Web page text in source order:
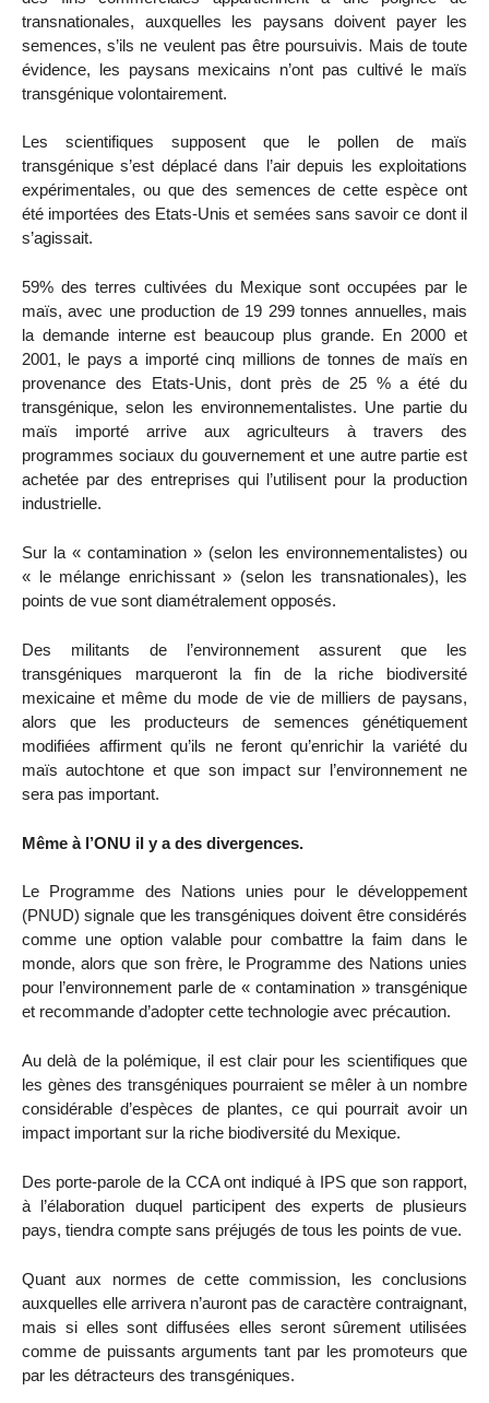
transnationales, auxquelles les paysans doivent payer les
semences, s’ils ne veulent pas être poursuivis. Mais de toute
évidence, les paysans mexicains n’ont pas cultivé le maïs
transgénique volontairement.
Les scientifiques supposent que le pollen de maïs
transgénique s’est déplacé dans l’air depuis les exploitations
expérimentales, ou que des semences de cette espèce ont
été importées des Etats-Unis et semées sans savoir ce dont il
s’agissait.
59% des terres cultivées du Mexique sont occupées par le
maïs, avec une production de 19 299 tonnes annuelles, mais
la demande interne est beaucoup plus grande. En 2000 et
2001, le pays a importé cinq millions de tonnes de maïs en
provenance des Etats-Unis, dont près de 25 % a été du
transgénique, selon les environnementalistes. Une partie du
maïs importé arrive aux agriculteurs à travers des
programmes sociaux du gouvernement et une autre partie est
achetée par des entreprises qui l’utilisent pour la production
industrielle.
Sur la « contamination » (selon les environnementalistes) ou
« le mélange enrichissant » (selon les transnationales), les
points de vue sont diamétralement opposés.
Des militants de l’environnement assurent que les
transgéniques marqueront la fin de la riche biodiversité
mexicaine et même du mode de vie de milliers de paysans,
alors que les producteurs de semences génétiquement
modifiées affirment qu’ils ne feront qu’enrichir la variété du
maïs autochtone et que son impact sur l’environnement ne
sera pas important.
Même à l’ONU il y a des divergences.
Le Programme des Nations unies pour le développement
(PNUD) signale que les transgéniques doivent être considérés
comme une option valable pour combattre la faim dans le
monde, alors que son frère, le Programme des Nations unies
pour l’environnement parle de « contamination » transgénique
et recommande d’adopter cette technologie avec précaution.
Au delà de la polémique, il est clair pour les scientifiques que
les gènes des transgéniques pourraient se mêler à un nombre
considérable d’espèces de plantes, ce qui pourrait avoir un
impact important sur la riche biodiversité du Mexique.
Des porte-parole de la CCA ont indiqué à IPS que son rapport,
à l’élaboration duquel participent des experts de plusieurs
pays, tiendra compte sans préjugés de tous les points de vue.
Quant aux normes de cette commission, les conclusions
auxquelles elle arrivera n’auront pas de caractère contraignant,
mais si elles sont diffusées elles seront sûrement utilisées
comme de puissants arguments tant par les promoteurs que
par les détracteurs des transgéniques.